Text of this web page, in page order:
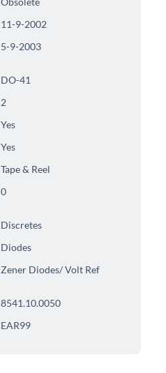
11-9-2002
5-9-2003
DO-41
2
Yes
Yes
Tape & Reel
0
Discretes
Diodes
Zener Diodes/ Volt Ref
8541.10.0050
EAR99